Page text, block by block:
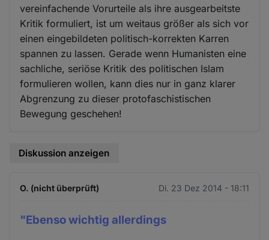
vereinfachende Vorurteile als ihre ausgearbeitste
Kritik formuliert, ist um weitaus größer als sich vor
einen eingebildeten politisch-korrekten Karren
spannen zu lassen. Gerade wenn Humanisten eine
sachliche, seriöse Kritik des politischen Islam
formulieren wollen, kann dies nur in ganz klarer
Abgrenzung zu dieser protofaschistischen
Bewegung geschehen!
Diskussion anzeigen
O. (nicht überprüft) Di. 23 Dez 2014 - 18:11
"Ebenso wichtig allerdings